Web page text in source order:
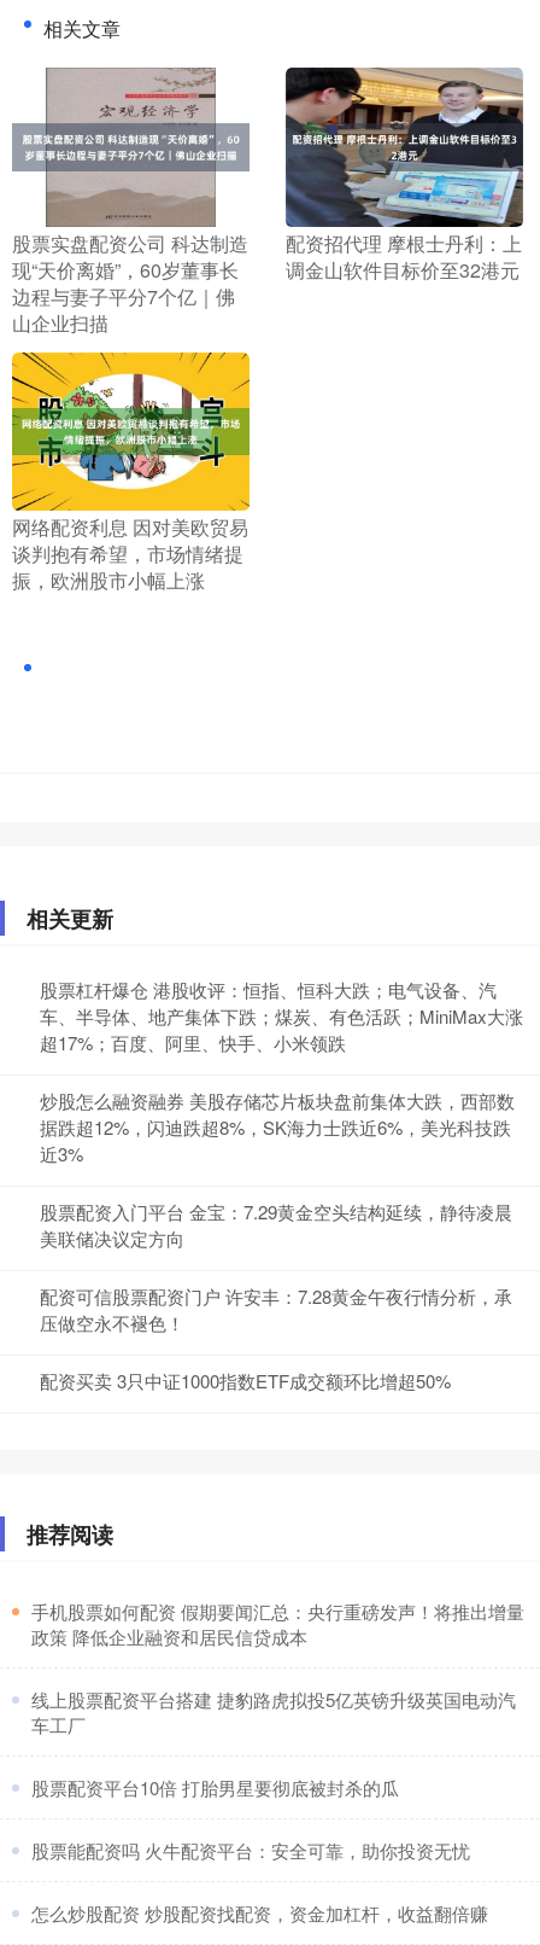
相关文章
​股票实盘配资公司 科达制造
现“天价离婚”，60岁董事长
边程与妻子平分7个亿｜佛
山企业扫描
​配资招代理 摩根士丹利：上
调金山软件目标价至32港元
​网络配资利息 因对美欧贸易
谈判抱有希望，市场情绪提
振，欧洲股市小幅上涨
相关更新
股票杠杆爆仓 港股收评：恒指、恒科大跌；电气设备、汽
车、半导体、地产集体下跌；煤炭、有色活跃；MiniMax大涨
超17%；百度、阿里、快手、小米领跌
炒股怎么融资融券 美股存储芯片板块盘前集体大跌，西部数
据跌超12%，闪迪跌超8%，SK海力士跌近6%，美光科技跌
近3%
股票配资入门平台 金宝：7.29黄金空头结构延续，静待凌晨
美联储决议定方向
配资可信股票配资门户 许安丰：7.28黄金午夜行情分析，承
压做空永不褪色！
配资买卖 3只中证1000指数ETF成交额环比增超50%
推荐阅读
​手机股票如何配资 假期要闻汇总：央行重磅发声！将推出增量
政策 降低企业融资和居民信贷成本
​线上股票配资平台搭建 捷豹路虎拟投5亿英镑升级英国电动汽
车工厂
​股票配资平台10倍 打胎男星要彻底被封杀的瓜
​股票能配资吗 火牛配资平台：安全可靠，助你投资无忧
​怎么炒股配资 炒股配资找配资，资金加杠杆，收益翻倍赚